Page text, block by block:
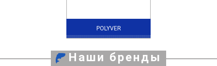
POLYVER
Наши бренды